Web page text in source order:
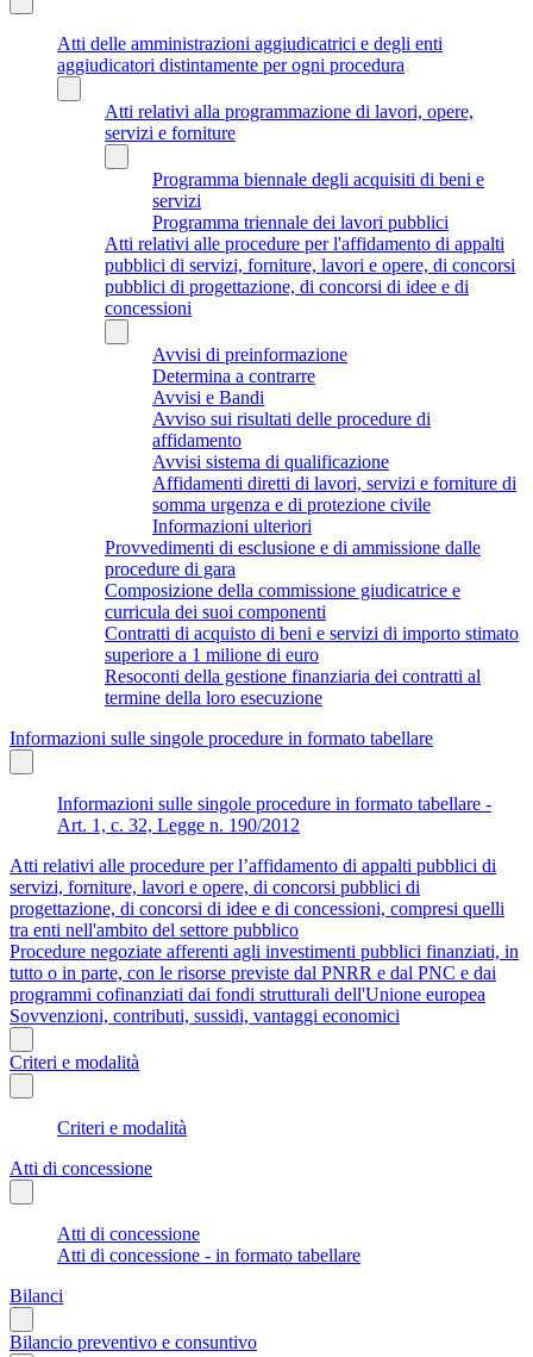
Atti delle amministrazioni aggiudicatrici e degli enti
aggiudicatori distintamente per ogni procedura
Atti relativi alla programmazione di lavori, opere,
servizi e forniture
Programma biennale degli acquisiti di beni e
servizi
Programma triennale dei lavori pubblici
Atti relativi alle procedure per l'affidamento di appalti
pubblici di servizi, forniture, lavori e opere, di concorsi
pubblici di progettazione, di concorsi di idee e di
concessioni
Avvisi di preinformazione
Determina a contrarre
Avvisi e Bandi
Avviso sui risultati delle procedure di
affidamento
Avvisi sistema di qualificazione
Affidamenti diretti di lavori, servizi e forniture di
somma urgenza e di protezione civile
Informazioni ulteriori
Provvedimenti di esclusione e di ammissione dalle
procedure di gara
Composizione della commissione giudicatrice e
curricula dei suoi componenti
Contratti di acquisto di beni e servizi di importo stimato
superiore a 1 milione di euro
Resoconti della gestione finanziaria dei contratti al
termine della loro esecuzione
Informazioni sulle singole procedure in formato tabellare
Informazioni sulle singole procedure in formato tabellare -
Art. 1, c. 32, Legge n. 190/2012
Atti relativi alle procedure per l’affidamento di appalti pubblici di
servizi, forniture, lavori e opere, di concorsi pubblici di
progettazione, di concorsi di idee e di concessioni, compresi quelli
tra enti nell'ambito del settore pubblico
Procedure negoziate afferenti agli investimenti pubblici finanziati, in
tutto o in parte, con le risorse previste dal PNRR e dal PNC e dai
programmi cofinanziati dai fondi strutturali dell'Unione europea
Sovvenzioni, contributi, sussidi, vantaggi economici
Criteri e modalità
Criteri e modalità
Atti di concessione
Atti di concessione
Atti di concessione - in formato tabellare
Bilanci
Bilancio preventivo e consuntivo